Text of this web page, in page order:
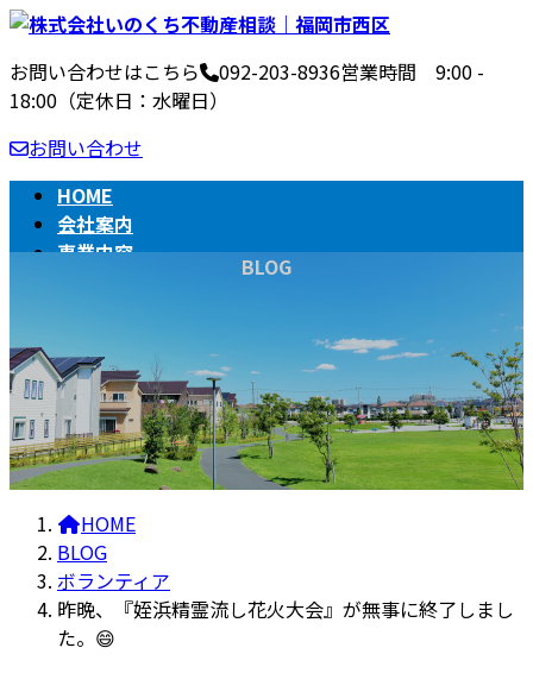
コ
テ
ン
ツ
へ
ッ
ナ
ゲ
ー
シ
ョ
移
お問い合わせはこちら 092-203-8936営業時間 9:00 -
18:00（定休日：水曜日）
お問い合わせ
HOME
会社案内
事業内容
BLOG
HOME
BLOG
ボランティア
昨晩、『姪浜精霊流し花火大会』が無事に終了しまし
た。😄